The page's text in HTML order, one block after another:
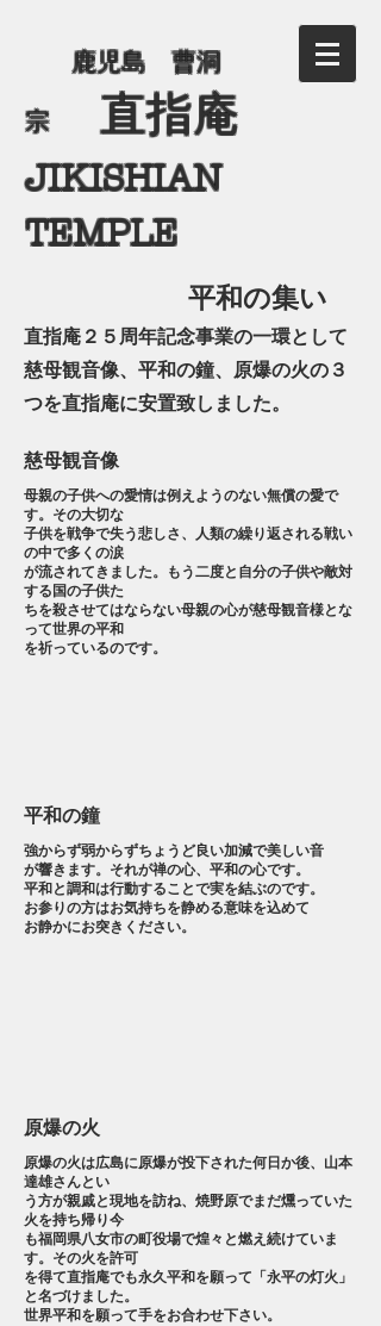
鹿児島 曹洞
宗 直指庵
JIKISHIAN
TEMPLE
平和の集い
直指庵２５周年記念事業の一環として
慈母観音像、平和の鐘、原爆の火の３
つを直指庵に安置致しました。
慈母観音像
母親の子供への愛情は例えようのない無償の愛で
す。その大切な
子供を戦争で失う悲しさ、人類の繰り返される戦い
の中で多くの涙
が流されてきました。もう二度と自分の子供や敵対
する国の子供た
ちを殺させてはならない母親の心が慈母観音様とな
って世界の平和
​を祈っているのです。
平和の鐘
強からず弱からずちょうど良い加減で美しい音
が響きます。それが禅の心、平和の心です。
平和と調和は行動することで実を結ぶのです。
お参りの方はお気持ちを静める意味を込めて
お静かにお突きください。
原爆の火
原爆の火は広島に原爆が投下された何日か後、山本
達雄さんとい
う方が親戚と現地を訪ね、焼野原でまだ燻っていた
火を持ち帰り今
も福岡県八女市の町役場で煌々と燃え続けていま
す。その火を許可
を得て直指庵でも永久平和を願って「永平の灯火」
と名づけました。
​世界平和を願って手をお合わせ下さい。